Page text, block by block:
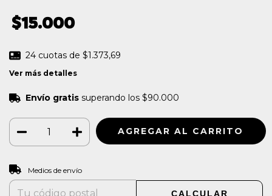
$15.000
24 cuotas de $1.373,69
Ver más detalles
Envío gratis superando los $90.000
Entregas para el CP:
Medios de envío
CALCULAR